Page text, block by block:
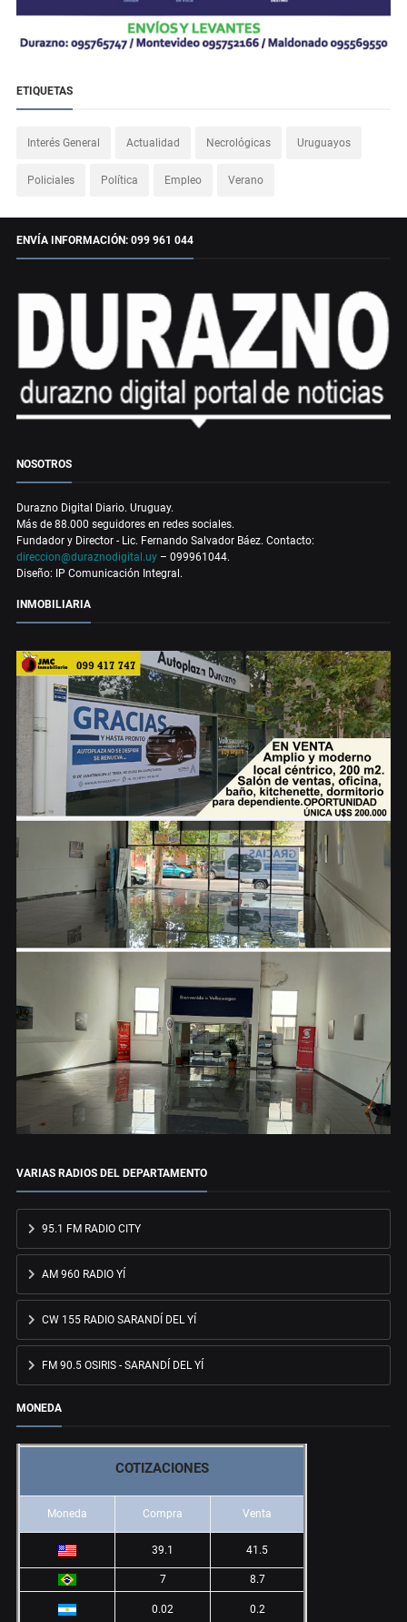
ETIQUETAS
Interés General Actualidad Necrológicas Uruguayos
Policiales Política Empleo Verano
ENVÍA INFORMACIÓN: 099 961 044
NOSOTROS
Durazno Digital Diario. Uruguay.
Más de 88.000 seguidores en redes sociales.
Fundador y Director - Lic. Fernando Salvador Báez. Contacto:
direccion@duraznodigital.uy – 099961044.
Diseño: IP Comunicación Integral.
INMOBILIARIA
VARIAS RADIOS DEL DEPARTAMENTO
95.1 FM RADIO CITY
AM 960 RADIO YÍ
CW 155 RADIO SARANDÍ DEL YÍ
FM 90.5 OSIRIS - SARANDÍ DEL YÍ
MONEDA
COTIZACIONES
Moneda Compra Venta
39.1 41.5
7 8.7
0.02 0.2